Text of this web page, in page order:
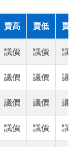
賣高 賣低 賣
議價 議價 議
議價 議價 議
議價 議價 議
議價 議價 議